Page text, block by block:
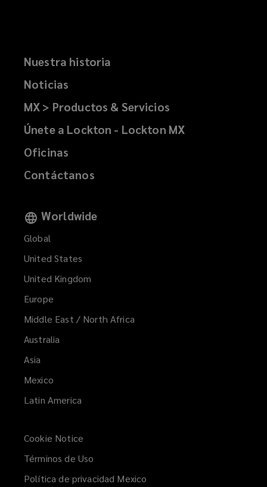
Nuestra historia
Noticias
MX > Productos & Servicios
Únete a Lockton - Lockton MX
Oficinas
Contáctanos
Worldwide
Global
United States
United Kingdom
Europe
Middle East / North Africa
Australia
Asia
Mexico
Latin America
Cookie Notice
Términos de Uso
Política de privacidad Mexico